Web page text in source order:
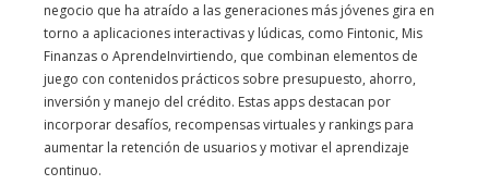
negocio que ha atraído a las generaciones más jóvenes gira en
torno a aplicaciones interactivas y lúdicas, como Fintonic, Mis
Finanzas o AprendeInvirtiendo, que combinan elementos de
juego con contenidos prácticos sobre presupuesto, ahorro,
inversión y manejo del crédito. Estas apps destacan por
incorporar desafíos, recompensas virtuales y rankings para
aumentar la retención de usuarios y motivar el aprendizaje
continuo.